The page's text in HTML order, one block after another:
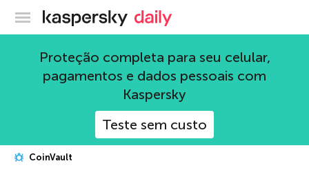
Blog oficial da Kaspersky
Proteção completa para seu celular,
pagamentos e dados pessoais com
Kaspersky
Teste sem custo
CoinVault